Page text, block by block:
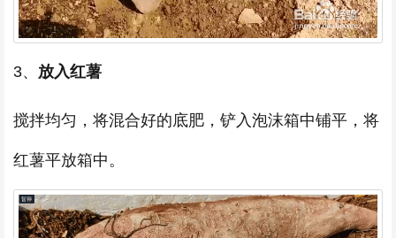
3、 放入红薯
搅拌均匀，将混合好的底肥，铲入泡沫箱中铺平，将
红薯平放箱中。